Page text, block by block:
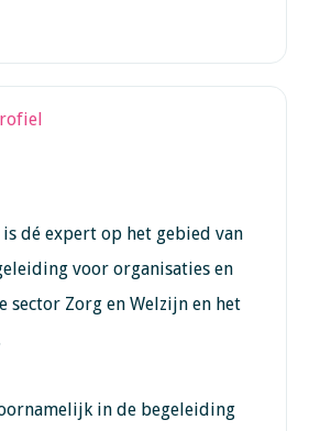
is dé expert op het gebied van
voor organisaties en
sector Zorg en Welzijn en het
in de begeleiding